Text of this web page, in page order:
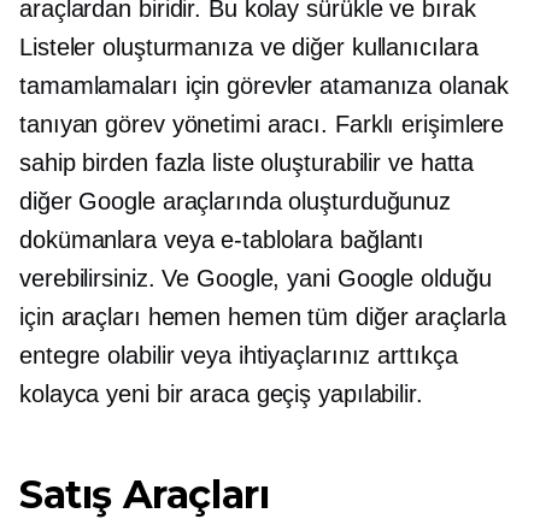
araçlardan biridir. Bu kolaysürükle ve bırak
Listeler oluşturmanıza ve diğer kullanıcılara
tamamlamaları için görevler atamanıza olanak
tanıyan görev yönetimi aracı. Farklı erişimlere
sahip birden fazla liste oluşturabilir ve hatta
diğer Google araçlarında oluşturduğunuz
dokümanlara veya e-tablolara bağlantı
verebilirsiniz. Ve Google, yani Google olduğu
için araçları hemen hemen tüm diğer araçlarla
entegre olabilir veya ihtiyaçlarınız arttıkça
kolayca yeni bir araca geçiş yapılabilir.
Satış Araçları